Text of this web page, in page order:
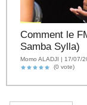
Comment le
Samba Sylla)
Momo ALADJI | 17/07/
(0 vote)